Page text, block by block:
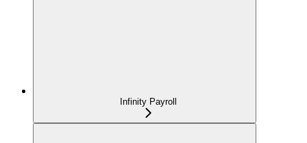
Infinity Payroll